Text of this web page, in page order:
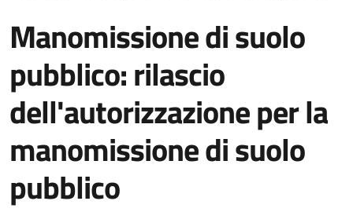
Manomissione di suolo
pubblico: rilascio
dell'autorizzazione per la
manomissione di suolo
pubblico